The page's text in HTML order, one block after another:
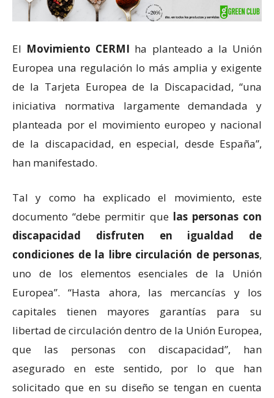
El Movimiento CERMI ha planteado a la Unión
Europea una regulación lo más amplia y exigente
de la Tarjeta Europea de la Discapacidad, “una
iniciativa normativa largamente demandada y
planteada por el movimiento europeo y nacional
de la discapacidad, en especial, desde España”,
han manifestado.
Tal y como ha explicado el movimiento, este
documento “debe permitir que las personas con
discapacidad disfruten en igualdad de
condiciones de la libre circulación de personas,
uno de los elementos esenciales de la Unión
Europea”. “Hasta ahora, las mercancías y los
capitales tienen mayores garantías para su
libertad de circulación dentro de la Unión Europea,
que las personas con discapacidad”, han
asegurado en este sentido, por lo que han
solicitado que en su diseño se tengan en cuenta